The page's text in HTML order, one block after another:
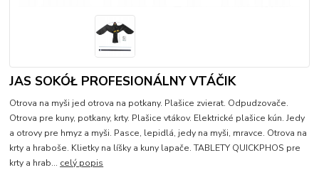
JAS SOKÓŁ PROFESIONÁLNY VTÁČIK
Otrova na myši jed otrova na potkany. Plašice zvierat. Odpudzovače.
Otrova pre kuny, potkany, krty. Plašice vtákov. Elektrické plašice kún. Jedy
a otrovy pre hmyz a myši. Pasce, lepidlá, jedy na myši, mravce. Otrova na
krty a hraboše. Klietky na líšky a kuny lapače. TABLETY QUICKPHOS pre
krty a hrab... celý popis